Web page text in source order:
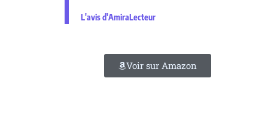
L'avis d'AmiraLecteur
Voir sur Amazon